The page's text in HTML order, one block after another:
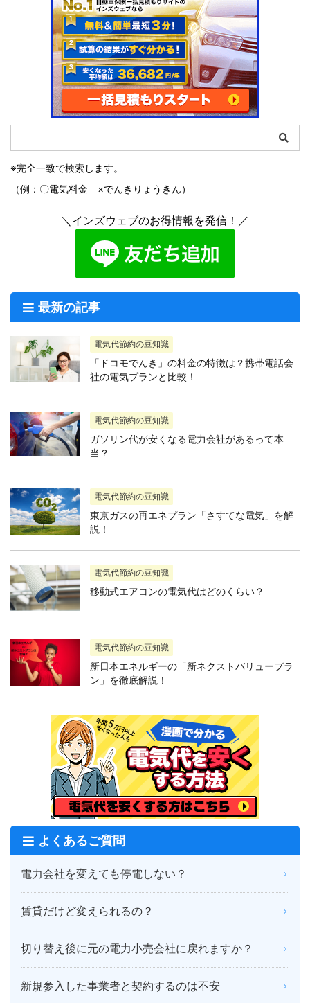
※完全一致で検索します。
（例：〇電気料金 ×でんきりょうきん）
＼インズウェブのお得情報を発信！／
最新の記事
電気代節約の豆知識
「ドコモでんき」の料金の特徴は？携帯電話会
社の電気プランと比較！
電気代節約の豆知識
ガソリン代が安くなる電力会社があるって本
当？
電気代節約の豆知識
東京ガスの再エネプラン「さすてな電気」を解
説！
電気代節約の豆知識
移動式エアコンの電気代はどのくらい？
電気代節約の豆知識
新日本エネルギーの「新ネクストバリュープラ
ン」を徹底解説！
よくあるご質問
電力会社を変えても停電しない？
賃貸だけど変えられるの？
切り替え後に元の電力小売会社に戻れますか？
新規参入した事業者と契約するのは不安